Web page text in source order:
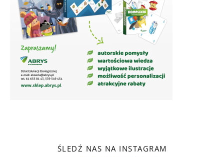
ŚLEDŹ NAS NA INSTAGRAM